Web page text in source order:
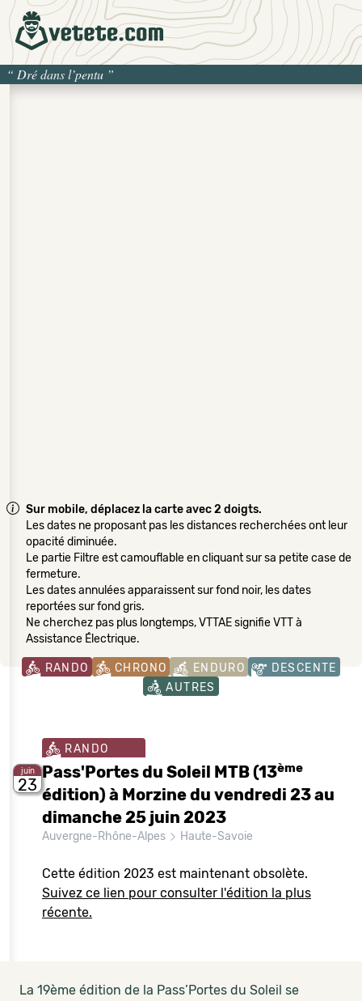
“ Dré dans l’pentu ”
Sur mobile, déplacez la carte avec 2 doigts.
Les dates ne proposant pas les distances recherchées ont leur
opacité diminuée.
Le partie Filtre est camouflable en cliquant sur sa petite case de
fermeture.
Les dates annulées apparaissent sur fond noir, les dates
reportées sur fond gris.
Ne cherchez pas plus longtemps, VTTAE signifie VTT à
Assistance Électrique.
RANDO CHRONO ENDURO
DESCENTE
AUTRES
juin
23
RANDO
Pass'Portes du Soleil MTB (13ème
édition) à Morzine du vendredi 23 au
dimanche 25 juin 2023
Auvergne-Rhône-Alpes Haute-Savoie
Cette édition 2023 est maintenant obsolète.
Suivez ce lien pour consulter l'édition la plus
récente.
La 19ème édition de la Pass’Portes du Soleil se